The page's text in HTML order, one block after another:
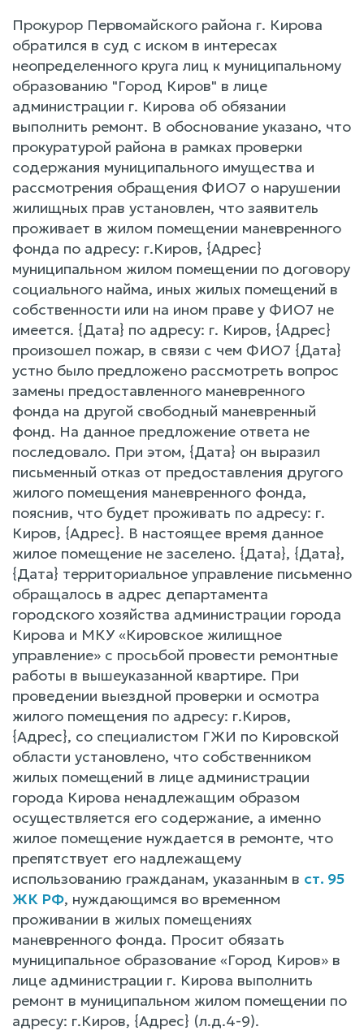
Прокурор Первомайского района г. Кирова
обратился в суд с иском в интересах
неопределенного круга лиц к муниципальному
образованию "Город Киров" в лице
администрации г. Кирова об обязании
выполнить ремонт. В обоснование указано, что
прокуратурой района в рамках проверки
содержания муниципального имущества и
рассмотрения обращения ФИО7 о нарушении
жилищных прав установлен, что заявитель
проживает в жилом помещении маневренного
фонда по адресу: г.Киров, {Адрес}
муниципальном жилом помещении по договору
социального найма, иных жилых помещений в
собственности или на ином праве у ФИО7 не
имеется. {Дата} по адресу: г. Киров, {Адрес}
произошел пожар, в связи с чем ФИО7 {Дата}
устно было предложено рассмотреть вопрос
замены предоставленного маневренного
фонда на другой свободный маневренный
фонд. На данное предложение ответа не
последовало. При этом, {Дата} он выразил
письменный отказ от предоставления другого
жилого помещения маневренного фонда,
пояснив, что будет проживать по адресу: г.
Киров, {Адрес}. В настоящее время данное
жилое помещение не заселено. {Дата}, {Дата},
{Дата} территориальное управление письменно
обращалось в адрес департамента
городского хозяйства администрации города
Кирова и МКУ «Кировское жилищное
управление» с просьбой провести ремонтные
работы в вышеуказанной квартире. При
проведении выездной проверки и осмотра
жилого помещения по адресу: г.Киров,
{Адрес}, со специалистом ГЖИ по Кировской
области установлено, что собственником
жилых помещений в лице администрации
города Кирова ненадлежащим образом
осуществляется его содержание, а именно
жилое помещение нуждается в ремонте, что
препятствует его надлежащему
использованию гражданам, указанным в ст. 95
ЖК РФ, нуждающимся во временном
проживании в жилых помещениях
маневренного фонда. Просит обязать
муниципальное образование «Город Киров» в
лице администрации г. Кирова выполнить
ремонт в муниципальном жилом помещении по
адресу: г.Киров, {Адрес} (л.д.4-9).